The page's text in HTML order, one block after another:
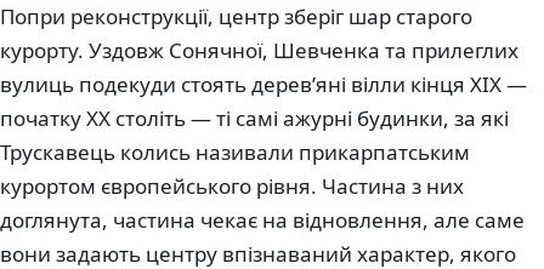
Попри реконструкції, центр зберіг шар старого
курорту. Уздовж Сонячної, Шевченка та прилеглих
вулиць подекуди стоять дерев’яні вілли кінця XIX —
початку XX століть — ті самі ажурні будинки, за які
Трускавець колись називали прикарпатським
курортом європейського рівня. Частина з них
доглянута, частина чекає на відновлення, але саме
вони задають центру впізнаваний характер, якого